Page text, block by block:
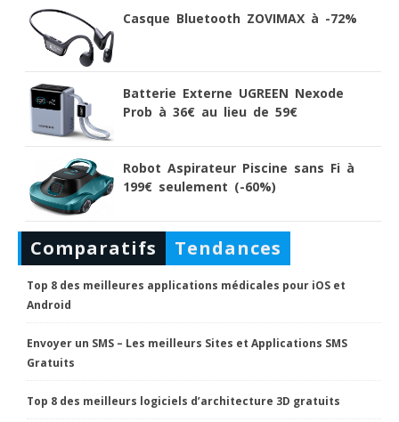
Casque Bluetooth ZOVIMAX à -72%
Batterie Externe UGREEN Nexode
Prob à 36€ au lieu de 59€
Robot Aspirateur Piscine sans Fi à
199€ seulement (-60%)
Comparatifs Tendances
Top 8 des meilleures applications médicales pour iOS et
Android
Envoyer un SMS – Les meilleurs Sites et Applications SMS
Gratuits
Top 8 des meilleurs logiciels d’architecture 3D gratuits